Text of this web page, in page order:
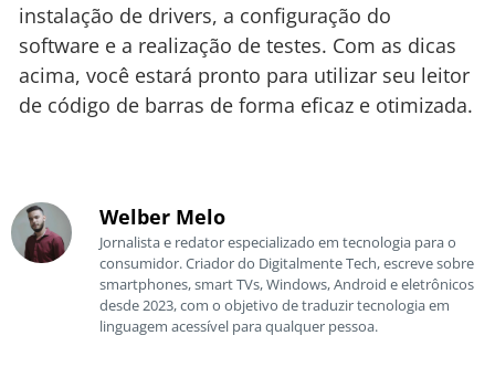
instalação de drivers, a configuração do
software e a realização de testes. Com as dicas
acima, você estará pronto para utilizar seu leitor
de código de barras de forma eficaz e otimizada.
Welber Melo
Jornalista e redator especializado em tecnologia para o
consumidor. Criador do Digitalmente Tech, escreve sobre
smartphones, smart TVs, Windows, Android e eletrônicos
desde 2023, com o objetivo de traduzir tecnologia em
linguagem acessível para qualquer pessoa.